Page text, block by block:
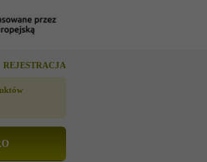
REJESTRACJA